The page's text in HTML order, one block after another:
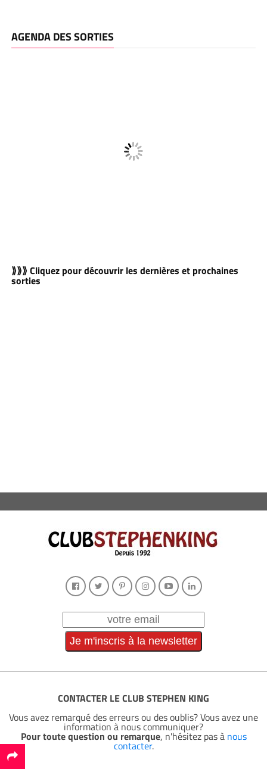
AGENDA DES SORTIES
⟫⟫⟫ Cliquez pour découvrir les dernières et prochaines
sorties
CONTACTER LE CLUB STEPHEN KING
Vous avez remarqué des erreurs ou des oublis? Vous avez une
information à nous communiquer?
Pour toute question ou remarque, n'hésitez pas à nous
contacter.